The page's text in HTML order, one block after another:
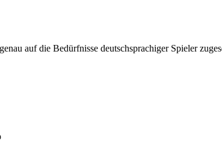
auf die Bedürfnisse deutschsprachiger Spieler